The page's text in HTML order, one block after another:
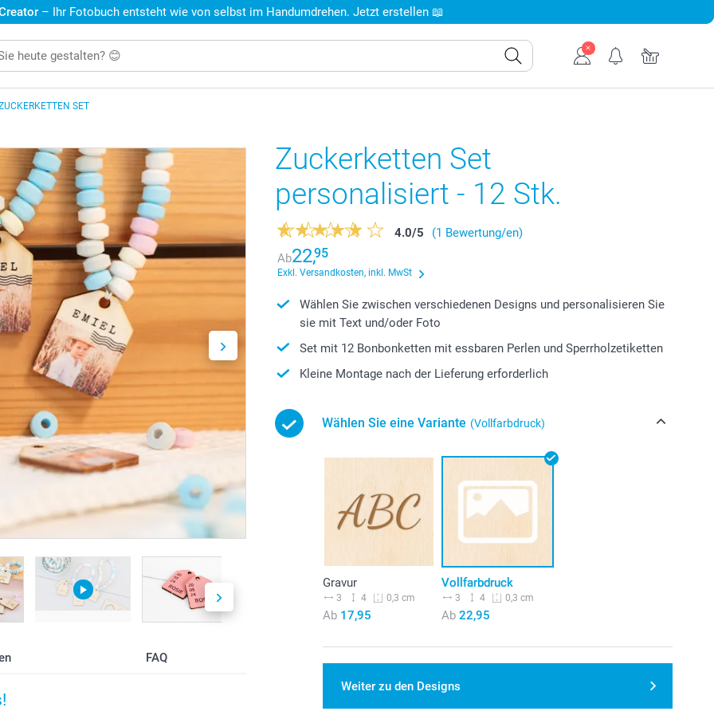
– Ihr Fotobuch entsteht wie von selbst im Handumdrehen. Jetzt erstellen 📖
SET
FAQ
Zuckerketten Set
personalisiert - 12 Stk.
4.0/5
(1 Bewertung/en)
Ab22,95
Exkl. Versandkosten, inkl. MwSt
Wählen Sie zwischen verschiedenen Designs und personalisieren Sie
sie mit Text und/oder Foto
Set mit 12 Bonbonketten mit essbaren Perlen und Sperrholzetiketten
Kleine Montage nach der Lieferung erforderlich
Wählen Sie eine Variante (Vollfarbdruck)
Gravur
3 4 0,3 cm
Ab 17,95
Vollfarbdruck
3 4 0,3 cm
Ab 22,95
Weiter zu den Designs